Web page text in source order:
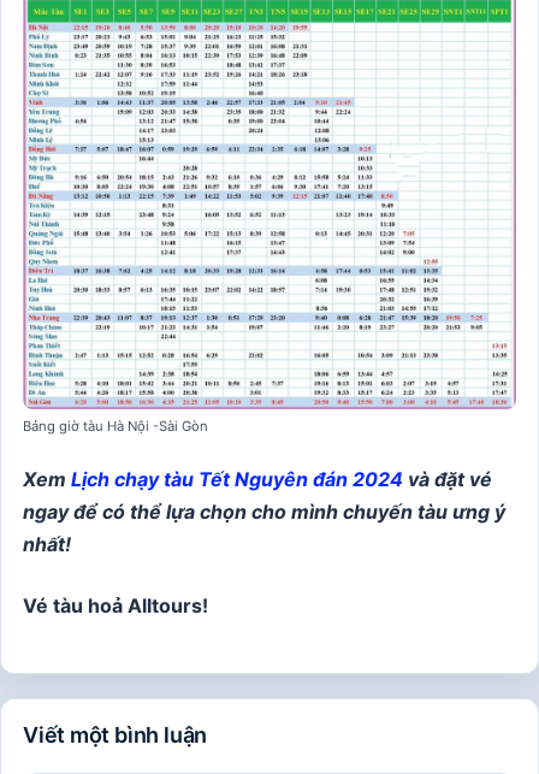
Bảng giờ tàu Hà Nội -Sài Gòn
Xem Lịch chạy tàu Tết Nguyên đán 2024 và đặt vé
ngay để có thể lựa chọn cho mình chuyến tàu ưng ý
nhất!
Vé tàu hoả Alltours!
Viết một bình luận